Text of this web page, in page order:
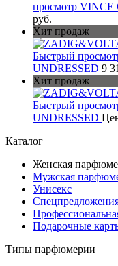
просмотр VINCE
руб.
Хит продаж
Быстрый
UNDRESSED 9
Хит продаж
Быстрый
UNDRESSED
Каталог
Женская
Мужская
Унисекс
Подарочные
Типы парфюмерии